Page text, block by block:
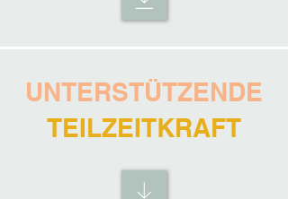
UNTERSTÜTZENDE
TEILZEITKRAFT